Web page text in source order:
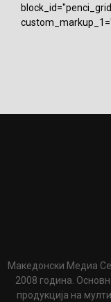
Македонски Медиа
2008 година.
продукција на